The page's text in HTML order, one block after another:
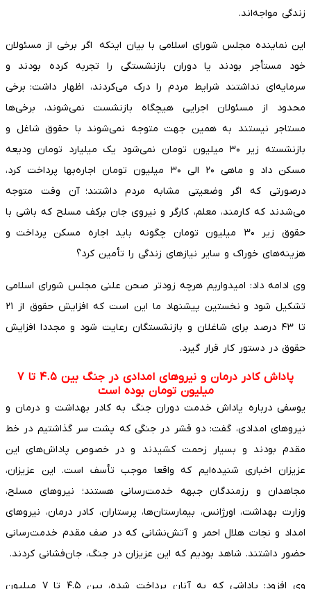
زندگی مواجه‌اند.
این نماینده مجلس شورای اسلامی با بیان اینکه اگر برخی از مسئولان
خود مستأجر بودند یا دوران بازنشستگی را تجربه کرده بودند و
سرمایه‌ای نداشتند شرایط مردم را درک می‌کردند، اظهار داشت: برخی
محدود از مسئولان اجرایی هیچگاه بازنشست نمی‌شوند، برخی‌ها
مستاجر نیستند به همین جهت متوجه نمی‌شوند با حقوق شاغل و
بازنشسته زیر ۳۰ میلیون تومان نمی‌شود یک میلیارد تومان ودیعه
مسکن داد و ماهی ۲۰ الی ۳۰ میلیون تومان اجاره‌بها پرداخت کرد،
درصورتی که اگر وضعیتی مشابه مردم داشتند؛ آن وقت متوجه
می‌شدند که کارمند، معلم، کارگر و نیروی جان برکف مسلح که باشی با
حقوق زیر ۳۰ میلیون تومان چگونه باید اجاره مسکن پرداخت و
هزینه‌های خوراک و سایر نیازهای زندگی را تأمین کرد؟
وی ادامه داد: امیدواریم هرچه زودتر صحن علنی مجلس شورای اسلامی
تشکیل شود و نخستین پیشنهاد ما این است که افزایش حقوق از ۲۱
تا ۴۳ درصد برای شاغلان و بازنشستگان رعایت شود و مجددا افزایش
حقوق در دستور کار قرار گیرد.
پاداش کادر درمان و نیروهای امدادی در جنگ بین ۴.۵ تا ۷
میلیون تومان بوده است
یوسفی درباره پاداش خدمت دوران جنگ به کادر بهداشت و درمان و
نیروهای امدادی، گفت: دو قشر در جنگی که پشت سر گذاشتیم در خط
مقدم بودند و بسیار زحمت کشیدند و در خصوص پاداش‌های این
عزیزان اخباری شنیده‌ایم که واقعا موجب تأسف است. این عزیزان،
مجاهدان و رزمندگان جبهه خدمت‌رسانی هستند؛ نیروهای مسلح،
وزارت بهداشت، اورژانس، بیمارستان‌ها، پرستاران، کادر درمان، نیروهای
امداد و نجات هلال احمر و آتش‌نشانی که در صف مقدم خدمت‌رسانی
حضور داشتند. شاهد بودیم که این عزیزان در جنگ، جان‌فشانی کردند.
وی افزود: پاداشی که به آنان پرداخت شده، بین ۴.۵ تا ۷ میلیون